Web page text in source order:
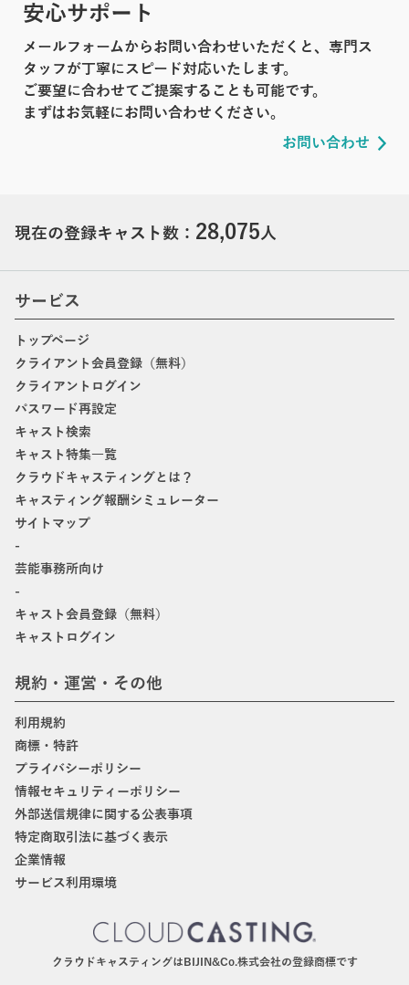
安心サポート
メールフォームからお問い合わせいただくと、専門ス
タッフが丁寧にスピード対応いたします。
ご要望に合わせてご提案することも可能です。
まずはお気軽にお問い合わせください。
お問い合わせ
現在の登録キャスト数： 28,075人
サービス
トップページ
クライアント会員登録（無料）
クライアントログイン
パスワード再設定
キャスト検索
キャスト特集一覧
クラウドキャスティングとは？
キャスティング報酬シミュレーター
サイトマップ
-
芸能事務所向け
-
キャスト会員登録（無料）
キャストログイン
規約・運営・その他
利用規約
商標・特許
プライバシーポリシー
情報セキュリティーポリシー
外部送信規律に関する公表事項
特定商取引法に基づく表示
企業情報
サービス利用環境
クラウドキャスティングはBIJIN&Co.株式会社の登録商標です